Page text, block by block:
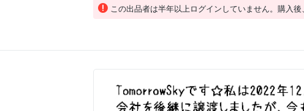
この出品者は半年以上ログインしていません。購入